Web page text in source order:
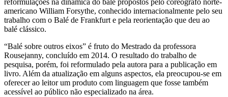
reformulações na dinâmica do balé propostos pelo coreógrafo norte-
americano William Forsythe, conhecido internacionalmente pelo seu
trabalho com o Balé de Frankfurt e pela reorientação que deu ao
balé clássico.
“Balé sobre outros eixos” é fruto do Mestrado da professora
Rousejanny, concluído em 2014. O resultado do trabalho de
pesquisa, porém, foi reformulado pela autora para a publicação em
livro. Além da atualização em alguns aspectos, ela preocupou-se em
oferecer ao leitor um produto com linguagem que fosse também
acessível ao público não especializado na área.